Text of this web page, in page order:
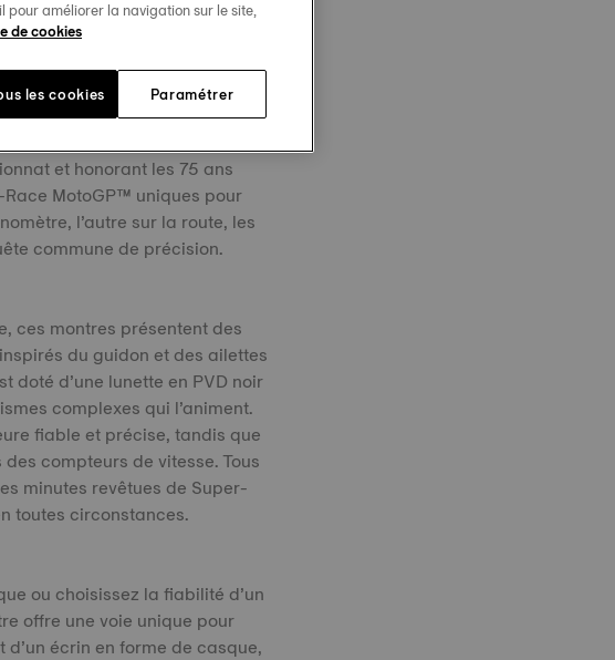
et honorant les 75 ans
MotoGP™ uniques pour
l’autre sur la route, les
commune de précision.
ces montres présentent des
du guidon et des ailettes
doté d’une lunette en PVD noir
complexes qui l’animent.
fiable et précise, tandis que
compteurs de vitesse. Tous
minutes revêtues de Super-
toutes circonstances.
ou choisissez la fiabilité d’un
offre une voie unique pour
écrin en forme de casque,
pour améliorer la navigation sur le site,
de cookies
Paramétrer
les cookies